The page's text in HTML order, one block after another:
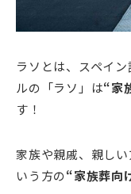
ラソとは、スペイ
ルの「ラソ」は“家
す！
家族や親戚、親し
いう方の“家族葬向